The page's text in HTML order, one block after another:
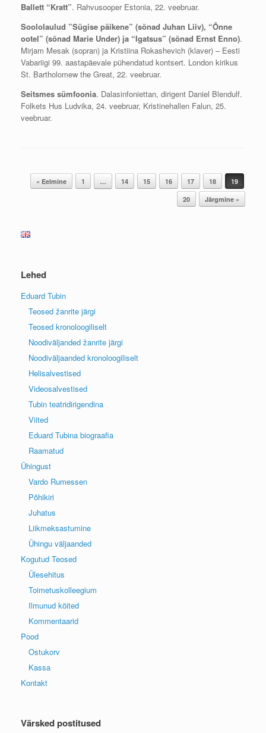
Ballett “Kratt”. Rahvusooper Estonia, 22. veebruar.
Soololaulud ”Sügise päikene” (sõnad Juhan Liiv), “Õnne
ootel” (sõnad Marie Under) ja “Igatsus” (sõnad Ernst Enno).
Mirjam Mesak (sopran) ja Kristiina Rokashevich (klaver) – Eesti
Vabariigi 99. aastapäevale pühendatud kontsert. London kirikus
St. Bartholomew the Great, 22. veebruar.
Seitsmes sümfoonia. Dalasinfoniettan, dirigent Daniel Blendulf.
Folkets Hus Ludvika, 24. veebruar, Kristinehallen Falun, 25.
veebruar.
Post navigation
« Eelmine 1 … 14 15 16 17 18
19
20
Järgmine »
Lehed
Eduard Tubin
Teosed žanrite järgi
Teosed kronoloogiliselt
Noodiväljanded žanrite järgi
Noodiväljaanded kronoloogiliselt
Helisalvestised
Videosalvestised
Tubin teatridirigendina
Viited
Eduard Tubina biograafia
Raamatud
Ühingust
Vardo Rumessen
Põhikiri
Juhatus
Liikmeksastumine
Ühingu väljaanded
Kogutud Teosed
Ülesehitus
Toimetuskolleegium
Ilmunud köited
Kommentaarid
Pood
Ostukorv
Kassa
Kontakt
Värsked postitused